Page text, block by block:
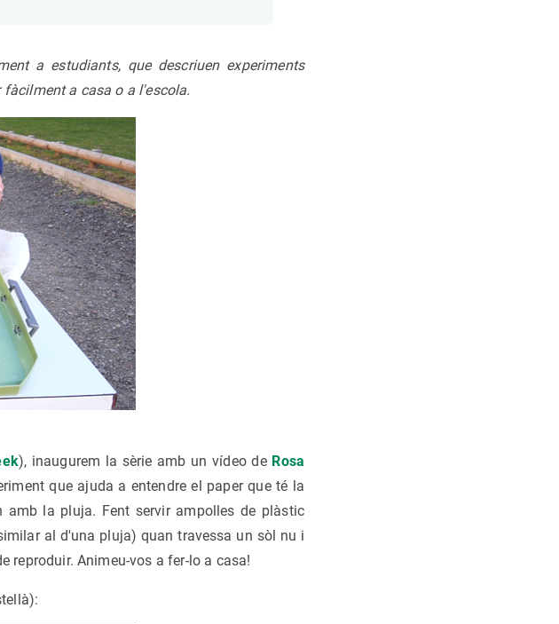
a estudiants, que descriuen experiments
a casa o a l'escola.
), inaugurem la sèrie amb un vídeo de Rosa
que ajuda a entendre el paper que té la
la pluja. Fent servir ampolles de plàstic
al d'una pluja) quan travessa un sòl nu i
reproduir. Animeu-vos a fer-lo a casa!